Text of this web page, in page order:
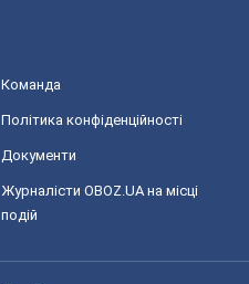
Команда
Політика конфіденційності
Документи
Журналісти OBOZ.UA на місці
подій